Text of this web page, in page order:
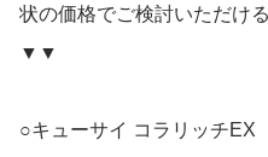
状の価格でご検討いただけ
▼▼
○キューサイ コラリッチEX